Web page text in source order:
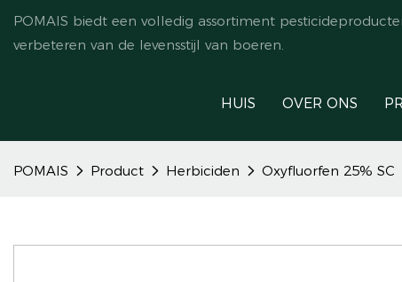
POMAIS biedt een volledig assortiment
verbeteren van de levensstijl van boeren.
HUIS OVER ONS
POMAIS Product Herbiciden Oxyfluorfen 25% SC